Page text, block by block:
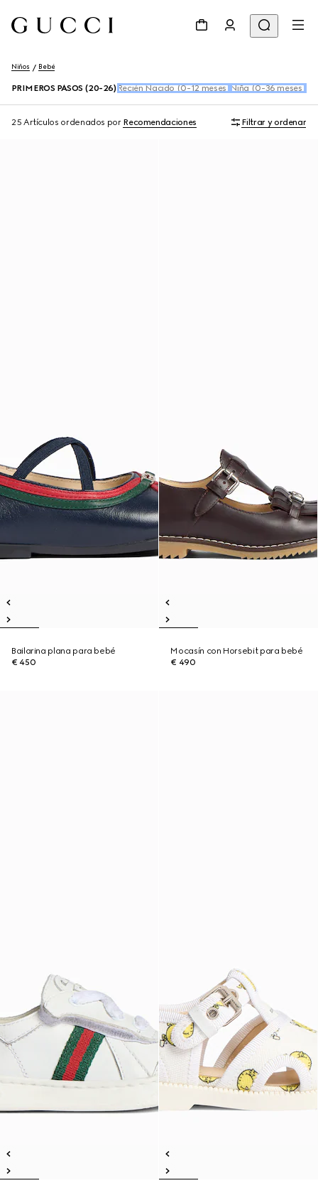
Niños Bebé
PRIMEROS PASOS (20-26) Recién Nacido (0-12 meses) Niña (0-36 meses)
25 Artículos ordenados por Recomendaciones Filtrar y ordenar
Bailarina plana para bebé
€ 450
Mocasín con Horsebit para bebé
€ 490